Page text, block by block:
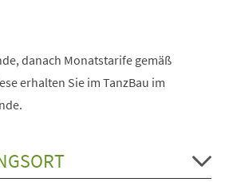
danach Monatstarife gemäß
erhalten Sie im TanzBau im